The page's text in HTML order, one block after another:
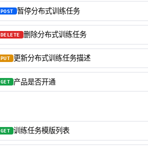
POST 暂停分布式训练任务
DELETE 删除分布式训练任务
PUT 更新分布式训练任务描述
GET 产品是否开通
GET 训练任务模版列表